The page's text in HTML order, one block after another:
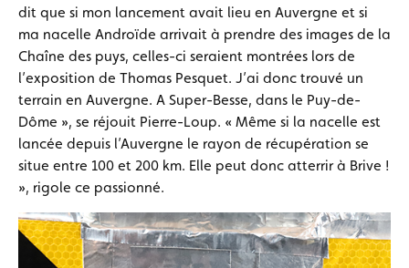
dit que si mon lancement avait lieu en Auvergne et si
ma nacelle Androïde arrivait à prendre des images de la
Chaîne des puys, celles-ci seraient montrées lors de
l’exposition de Thomas Pesquet. J’ai donc trouvé un
terrain en Auvergne. A Super-Besse, dans le Puy-de-
Dôme », se réjouit Pierre-Loup. « Même si la nacelle est
lancée depuis l’Auvergne le rayon de récupération se
situe entre 100 et 200 km. Elle peut donc atterrir à Brive !
», rigole ce passionné.